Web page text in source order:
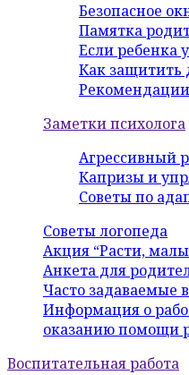
Безопасное
Памятка
Если ребенка
Как защитить
Заметки психолога
Агрессивный
Капризы и
Советы по
Советы логопеда
Акция “Расти,
Анкета для
Часто задаваемые
Информация о
оказанию помощи
Воспитательная работа